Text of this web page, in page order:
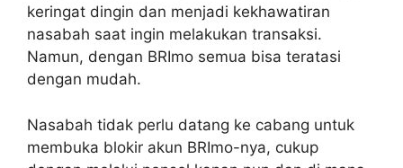
keringat dingin dan menjadi kekhawatiran
nasabah saat ingin melakukan transaksi.
Namun, dengan BRImo semua bisa teratasi
dengan mudah.
Nasabah tidak perlu datang ke cabang untuk
membuka blokir akun BRImo-nya, cukup